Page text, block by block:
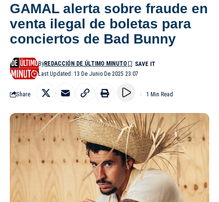
GAMAL alerta sobre fraude en
venta ilegal de boletas para
conciertos de Bad Bunny
Last Updated: 13 De Junio De 2025 23:07
ByREDACCIÓN DE ÚLTIMO MINUTO
Share 1 Min Read